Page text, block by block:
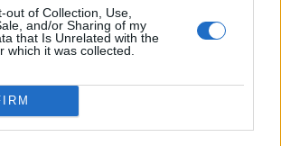
out of Collection, Use,
and/or Sharing of my
that Is Unrelated with the
which it was collected.